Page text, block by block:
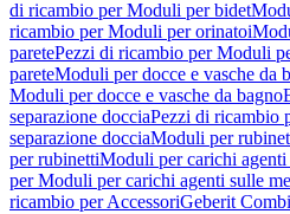
di ricambio per Moduli per bidet
ricambio per Moduli per orinatoi
paretePezzi di ricambio per Moduli
pareteModuli per docce e vasche da
Moduli per docce e vasche da bagno
separazione docciaPezzi di ricambio
separazione docciaModuli per
per rubinettiModuli per carichi agenti
per Moduli per carichi agenti sulle
ricambio per AccessoriGeberit